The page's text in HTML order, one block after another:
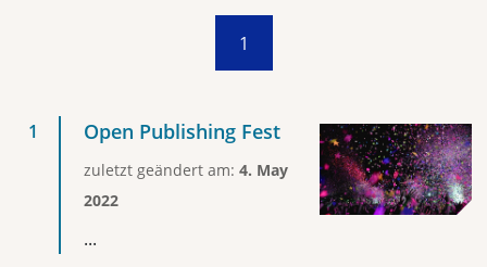
1
Open Publishing Fest
zuletzt geändert am: 4. May
2022
...